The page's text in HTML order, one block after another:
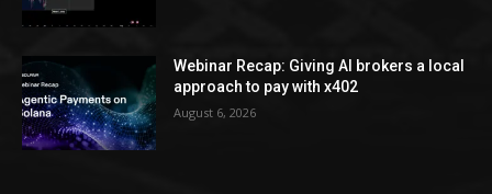
Webinar Recap: Giving AI brokers a local
approach to pay with x402
August 6, 2026